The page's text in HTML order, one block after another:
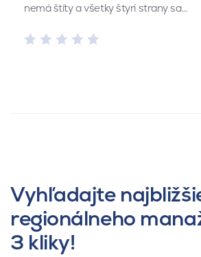
nemá štíty a všetky štyri strany sa…
Vyhľadajte
regionálneho
3 kliky!